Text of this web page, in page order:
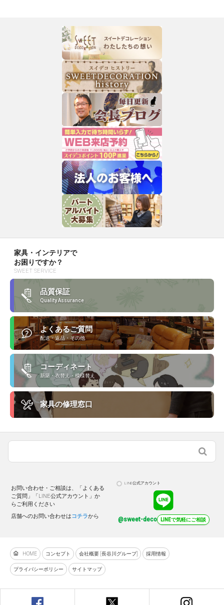
家具・インテリアで
お困りですか？
SWEET SERVICE
品質保証
Quality Assurance
よくあるご質問
配送・返品・その他
コーディネート
新築・衣替え・模様替え
家具の修理窓口
お問い合わせ・ご相談は、「よくある
ご質問」「LINE公式アカウント」か
らご利用ください
店舗へのお問い合わせはコチラから
LINE公式アカウント
@sweet-deco LINEで気軽にご相談
HOME コンセプト 会社概要 [長谷川グループ] 採用情報
プライバシーポリシー サイトマップ